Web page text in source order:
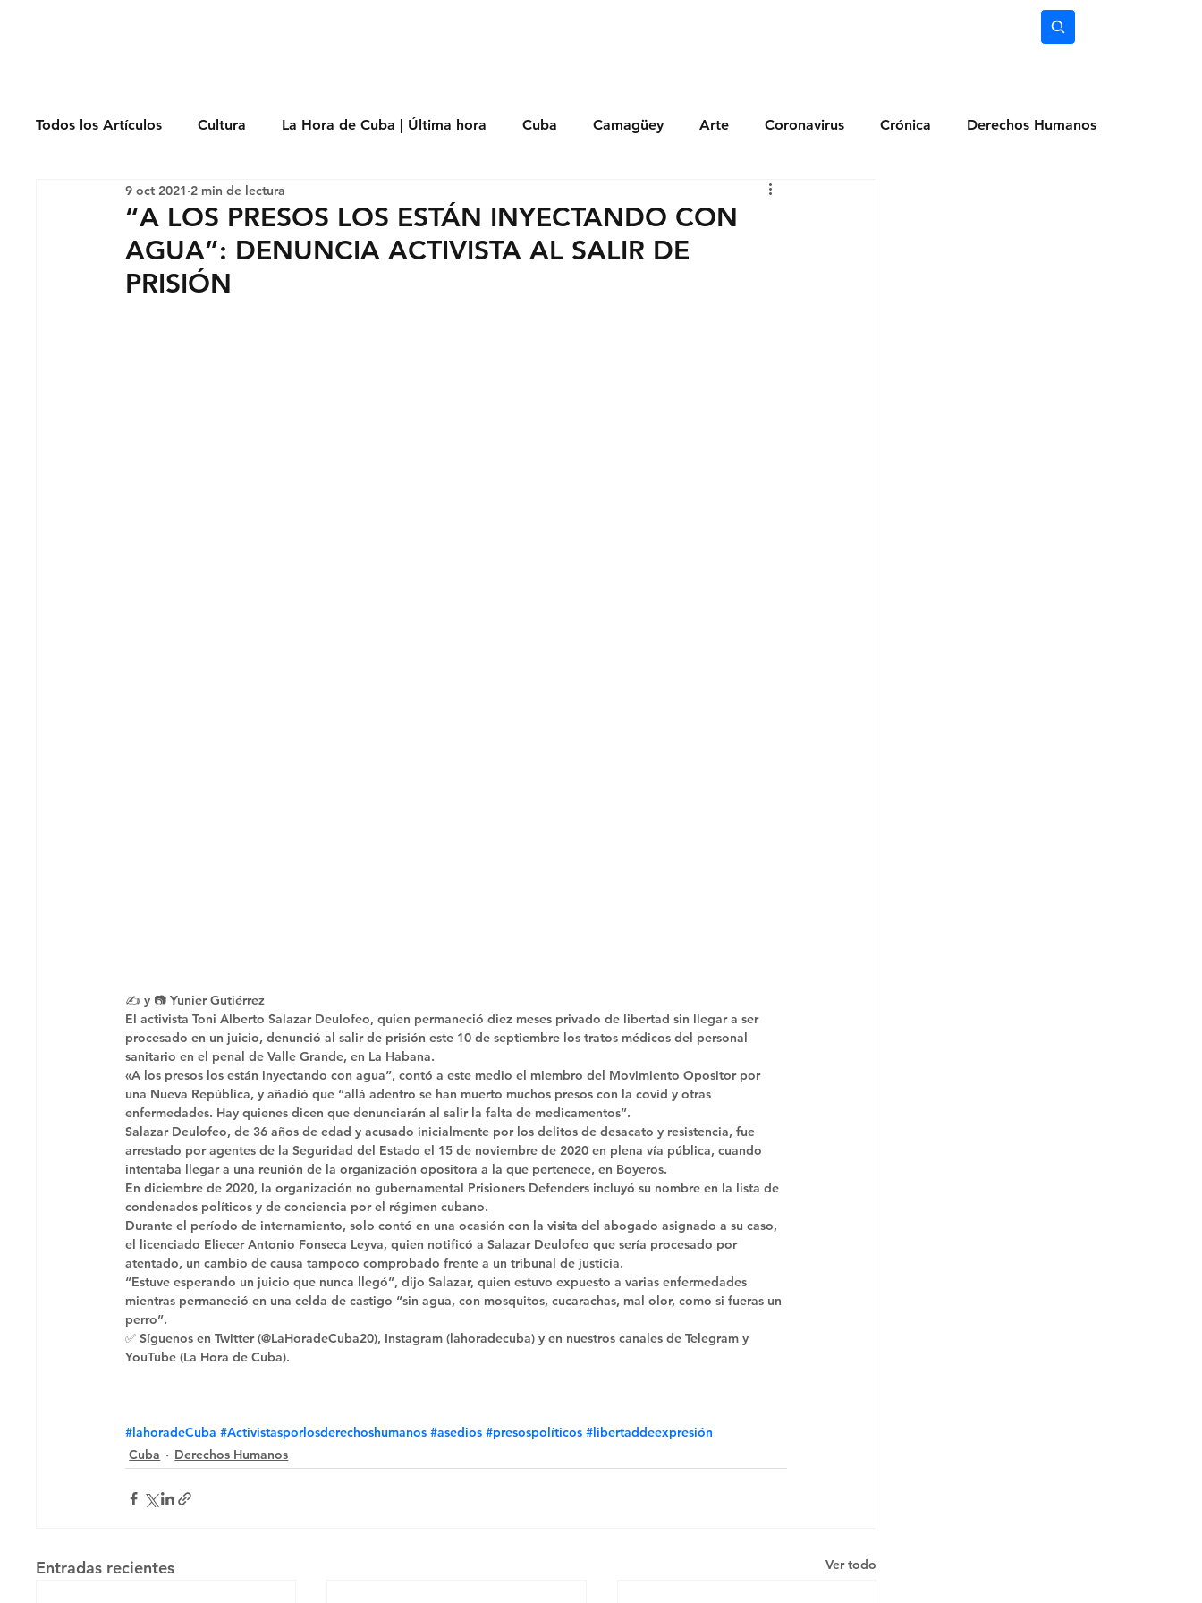
Todos los Artículos Cultura La Hora de Cuba | Última hora Cuba Camagüey Arte Coronavirus Crónica Derechos Humanos
Economía Feminicidio
Periodismo
“A LOS PRESOS LOS ESTÁN INYECTANDO CON
AGUA”: DENUNCIA ACTIVISTA AL SALIR DE
PRISIÓN
9 oct 2021 2 min de lectura
✍ y 📷 Yunier Gutiérrez
El activista Toni Alberto Salazar Deulofeo, quien permaneció diez meses privado de libertad sin llegar a ser
procesado en un juicio, denunció al salir de prisión este 10 de septiembre los tratos médicos del personal
sanitario en el penal de Valle Grande, en La Habana.
«A los presos los están inyectando con agua”, contó a este medio el miembro del Movimiento Opositor por
una Nueva República, y añadió que “allá adentro se han muerto muchos presos con la covid y otras
enfermedades. Hay quienes dicen que denunciarán al salir la falta de medicamentos”.
Salazar Deulofeo, de 36 años de edad y acusado inicialmente por los delitos de desacato y resistencia, fue
arrestado por agentes de la Seguridad del Estado el 15 de noviembre de 2020 en plena vía pública, cuando
intentaba llegar a una reunión de la organización opositora a la que pertenece, en Boyeros.
En diciembre de 2020, la organización no gubernamental Prisioners Defenders incluyó su nombre en la lista de
condenados políticos y de conciencia por el régimen cubano.
Durante el período de internamiento, solo contó en una ocasión con la visita del abogado asignado a su caso,
el licenciado Eliecer Antonio Fonseca Leyva, quien notificó a Salazar Deulofeo que sería procesado por
atentado, un cambio de causa tampoco comprobado frente a un tribunal de justicia.
“Estuve esperando un juicio que nunca llegó”, dijo Salazar, quien estuvo expuesto a varias enfermedades
mientras permaneció en una celda de castigo “sin agua, con mosquitos, cucarachas, mal olor, como si fueras un
perro”.
✅ Síguenos en Twitter (@LaHoradeCuba20), Instagram (lahoradecuba) y en nuestros canales de Telegram y
YouTube (La Hora de Cuba).
#lahoradeCuba #Activistasporlosderechoshumanos #asedios #presospolíticos #libertaddeexpresión
Cuba
Derechos Humanos
Entradas recientes Ver todo